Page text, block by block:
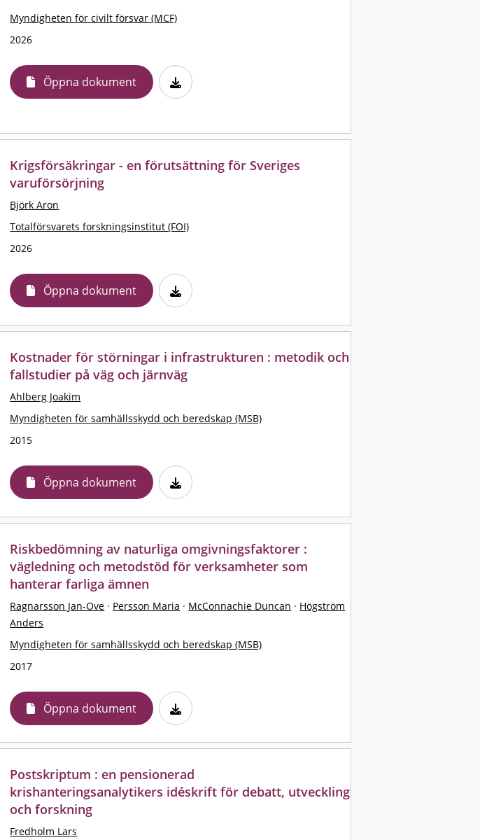
Myndigheten för civilt försvar (MCF)
2026
Öppna dokument
Krigsförsäkringar - en förutsättning för Sveriges
varuförsörjning
Björk Aron
Totalförsvarets forskningsinstitut (FOI)
2026
Öppna dokument
Kostnader för störningar i infrastrukturen : metodik och
fallstudier på väg och järnväg
Ahlberg Joakim
Myndigheten för samhällsskydd och beredskap (MSB)
2015
Öppna dokument
Riskbedömning av naturliga omgivningsfaktorer :
vägledning och metodstöd för verksamheter som
hanterar farliga ämnen
Ragnarsson Jan-Ove · Persson Maria · McConnachie Duncan · Högström
Anders
Myndigheten för samhällsskydd och beredskap (MSB)
2017
Öppna dokument
Postskriptum : en pensionerad
krishanteringsanalytikers idéskrift för debatt, utveckling
och forskning
Fredholm Lars